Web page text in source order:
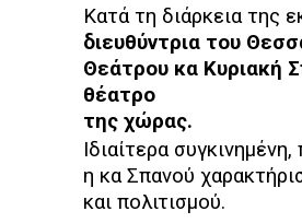
Κατά τη διάρκεια
διευθύντρια του
Θεάτρου κα Κυριακή
θέατρο
της χώρας.
Ιδιαίτερα
η κα Σπανού
και πολιτισμού.